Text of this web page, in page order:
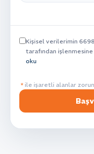
Kişisel verilerimin 6698
tarafından
oku
* ile işaretli alanlar